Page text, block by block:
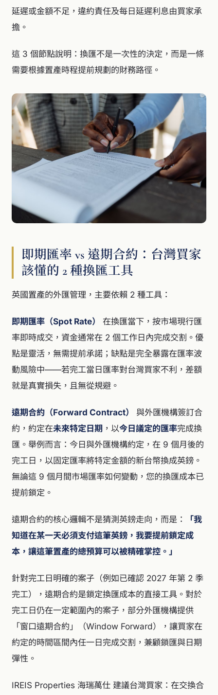
延遲或金額不足，違約責任及每日延遲利息由買家承
擔。
這 3 個節點說明：換匯不是一次性的決定，而是一條
需要根據置產時程提前規劃的財務路徑。
即期匯率 vs 遠期合約：台灣買家
該懂的 2 種換匯工具
英國置產的外匯管理，主要依賴 2 種工具：
即期匯率（Spot Rate）
在換匯當下，按市場現行匯
率即時成交，資金通常在 2 個工作日內完成交割。優
點是靈活，無需提前承諾；缺點是完全暴露在匯率波
動風險中——若完工當日匯率對台灣買家不利，差額
就是真實損失，且無從規避。
遠期合約（Forward Contract）
與外匯機構簽訂合
約，約定在未來特定日期 ，以今日議定的匯率完成換
匯。舉例而言：今日與外匯機構約定，在 9 個月後的
完工日，以固定匯率將特定金額的新台幣換成英鎊。
無論這 9 個月間市場匯率如何變動，您的換匯成本已
提前鎖定。
遠期合約的核心邏輯不是猜測英鎊走向，而是：
「我
知道在某一天必須支付這筆英鎊，我要提前鎖定成
本，讓這筆置產的總預算可以被精確掌控。」
針對完工日明確的案子（例如已確認 2027 年第 2 季
完工），遠期合約是鎖定換匯成本的直接工具。對於
完工日仍在一定範圍內的案子，部分外匯機構提供
「窗口遠期合約」（Window Forward），讓買家在
約定的時間區間內任一日完成交割，兼顧鎖匯與日期
彈性。
IREIS Properties 海瑞萬仕 建議台灣買家：在交換合